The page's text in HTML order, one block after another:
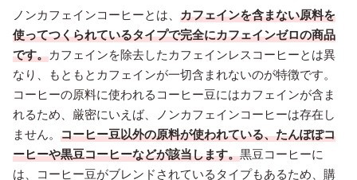
ノンカフェインコーヒーとは、 カフェインを含まない原料を
使ってつくられているタイプで完全にカフェインゼロの商品
です。カフェインを除去したカフェインレスコーヒーとは異
なり、もともとカフェインが一切含まれないのが特徴です。
コーヒーの原料に使われるコーヒー豆にはカフェインが含ま
れるため、厳密にいえば、ノンカフェインコーヒーは存在し
ません。 コーヒー豆以外の原料が使われている、たんぽぽコ
ーヒーや黒豆コーヒーなどが該当します。黒豆コーヒーに
は、コーヒー豆がブレンドされているタイプもあるため、購